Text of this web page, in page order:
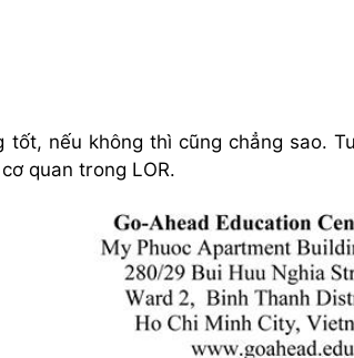
nếu không thì cũng chẳng sao.
quan trong LOR.